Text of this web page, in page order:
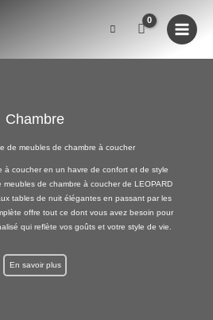
Chambre
de meubles de chambre à coucher
à coucher en un havre de confort et de style
de chambre à coucher de LEOPARD
tables de nuit élégantes en passant par les
offre tout ce dont vous avez besoin pour
qui reflète vos goûts et votre style de vie.
En savoir plus